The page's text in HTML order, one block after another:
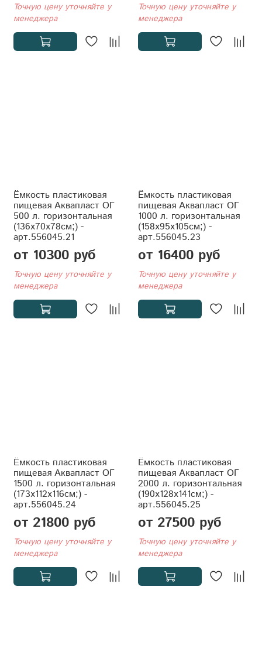
Точную цену уточняйте у
менеджера
Точную цену уточняйте у
менеджера
Ёмкость пластиковая
пищевая Аквапласт ОГ
500 л. горизонтальная
(136x70x78см;) -
арт.556045.21
от 10300 руб
Точную цену уточняйте у
менеджера
Ёмкость пластиковая
пищевая Аквапласт ОГ
1000 л. горизонтальная
(158x95x105см;) -
арт.556045.23
от 16400 руб
Точную цену уточняйте у
менеджера
Ёмкость пластиковая
пищевая Аквапласт ОГ
1500 л. горизонтальная
(173x112x116см;) -
арт.556045.24
от 21800 руб
Точную цену уточняйте у
менеджера
Ёмкость пластиковая
пищевая Аквапласт ОГ
2000 л. горизонтальная
(190x128x141см;) -
арт.556045.25
от 27500 руб
Точную цену уточняйте у
менеджера